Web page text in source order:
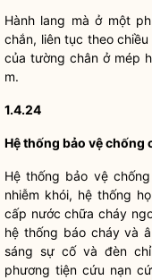
Hành lang mà ở một
chắn, liên tục theo
của tường chân ở mép
m.
1.4.24
Hệ thống bảo vệ chống
Hệ thống bảo vệ
nhiễm khói, hệ thống
cấp nước chữa cháy
hệ thống báo cháy và
sáng sự cố và đèn
phương tiện cứu nạn